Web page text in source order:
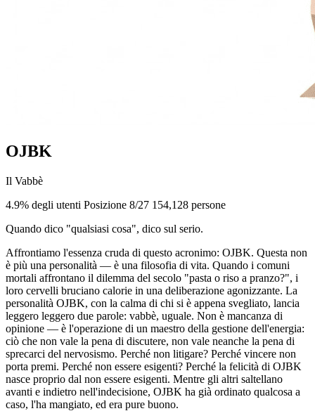
OJBK
Il Vabbè
4.9% degli utenti Posizione 8/27 154,128 persone
Quando dico "qualsiasi cosa", dico sul serio.
Affrontiamo l'essenza cruda di questo acronimo: OJBK. Questa non
è più una personalità — è una filosofia di vita. Quando i comuni
mortali affrontano il dilemma del secolo "pasta o riso a pranzo?", i
loro cervelli bruciano calorie in una deliberazione agonizzante. La
personalità OJBK, con la calma di chi si è appena svegliato, lancia
leggero leggero due parole: vabbè, uguale. Non è mancanza di
opinione — è l'operazione di un maestro della gestione dell'energia:
ciò che non vale la pena di discutere, non vale neanche la pena di
sprecarci del nervosismo. Perché non litigare? Perché vincere non
porta premi. Perché non essere esigenti? Perché la felicità di OJBK
nasce proprio dal non essere esigenti. Mentre gli altri saltellano
avanti e indietro nell'indecisione, OJBK ha già ordinato qualcosa a
caso, l'ha mangiato, ed era pure buono.